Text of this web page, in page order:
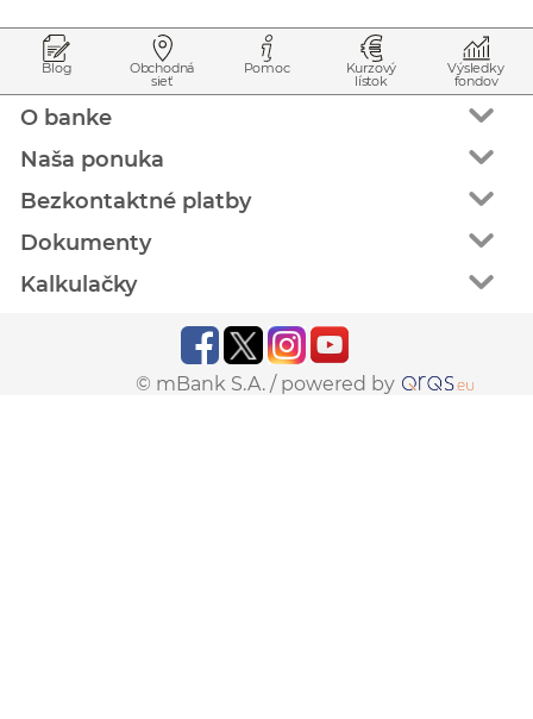
Blog Obchodná
sieť
Pomoc Kurzový
lístok
Výsledky
fondov
O banke
Naša ponuka
Bezkontaktné platby
Dokumenty
Kalkulačky
© mBank S.A. / powered by